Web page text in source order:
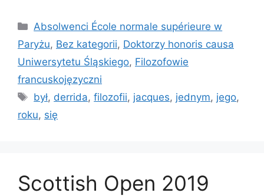
Kategorie
Absolwenci École normale supérieure w
Paryżu, Bez kategorii, Doktorzy honoris causa
Uniwersytetu Śląskiego, Filozofowie
francuskojęzyczni
Tagi
był, derrida,filozofii, jacques, jednym, jego,
roku, się
Scottish Open 2019